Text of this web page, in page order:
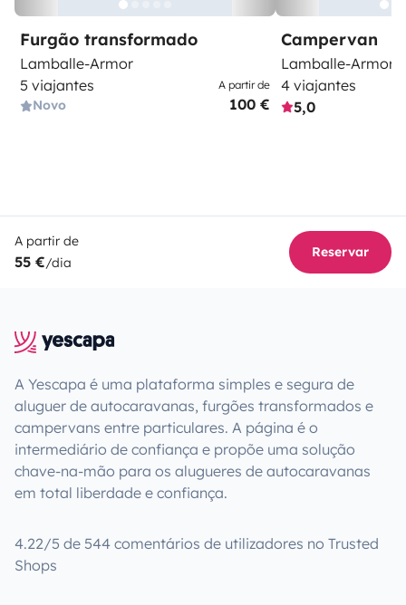
Furgão transformado
Lamballe-Armor
5 viajantes
Novo
A partir de
100 €
Campervan
Lamballe-Armor
4 viajantes
5,0
A partir de
55 €/dia
Reservar
A Yescapa é uma plataforma simples e segura de
aluguer de autocaravanas, furgões transformados e
campervans entre particulares. A página é o
intermediário de confiança e propõe uma solução
chave-na-mão para os alugueres de autocaravanas
em total liberdade e confiança.
4.22/5 de 544 comentários de utilizadores no Trusted
Shops